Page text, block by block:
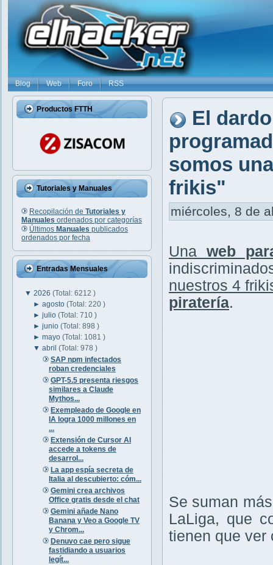
Blog Web Foro RSS
Productos FTTH
Tutoriales y Manuales
Recopilación de Tutoriales y
Manuales ordenados por categorías
Últimos Manuales publicados
ordenados por fecha
Entradas Mensuales
▼ 2026 (Total: 6212 )
►agosto(Total: 220 )
►julio(Total: 710 )
►junio(Total: 898 )
►mayo(Total: 1081 )
▼abril(Total: 978 )
SAP npm infectados
roban credenciales
GPT-5.5 presenta riesgos
similares a Claude
Mythos...
Exempleado de Google en
IA logra 1000 millones en
...
Extensión de Cursor AI
accede a tokens de
desarrol...
La app espía secreta de
Italia al descubierto: cóm...
Gemini crea archivos
Office gratis desde el chat
Gemini añade Nano
Banana y Veo a Google TV
y Chrom...
Denuvo cae pero sigue
fastidiando a usuarios
legít...
El
somos
frikis"
miércoles, 8 de
Una web
nuestros 4
piratería.
Se suman
LaLiga, que
tienen que ver